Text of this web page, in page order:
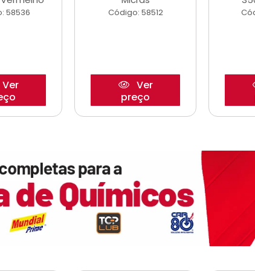
58536
Ver
Código: 58512
Ver
preço